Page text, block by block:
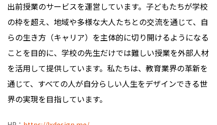
出前授業のサービスを運営しています。子どもたちが学校
の枠を超え、地域や多様な大人たちとの交流を通じて、自
らの生き方（キャリア）を主体的に切り開けるようになる
ことを目的に、学校の先生だけでは難しい授業を外部人材
を活用して提供しています。私たちは、教育業界の革新を
通じて、すべての人が自分らしい人生をデザインできる世
界の実現を目指しています。